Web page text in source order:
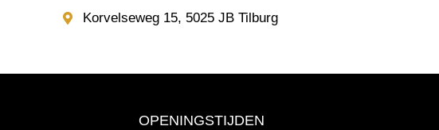
Korvelseweg 15, 5025 JB Tilburg
OPENINGSTIJDEN